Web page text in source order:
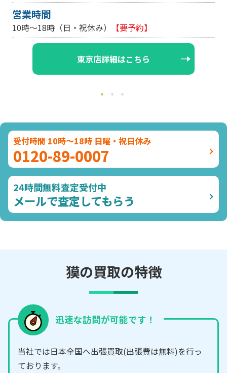
営業時間
10時～18時（日・祝休み） 【要予約】
東京店詳細はこちら
受付時間 10時～18時 日曜・祝日休み
0120-89-0007
24時間無料査定受付中
メールで査定してもらう
獏の買取の特徴
迅速な訪問が可能です！
当社では日本全国へ出張買取(出張費は無料)を行っ
ております。